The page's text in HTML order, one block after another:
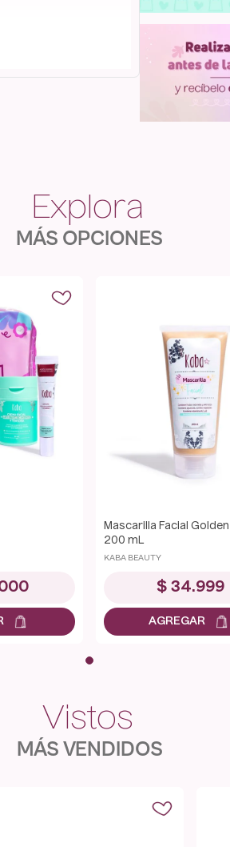
podría ayudar a
humectar y suavizar tu
te mereces.
MÁS OPCIONES
Mascarilla Facial Golden
200 mL
KABA BEAUTY
$ 34.999
MÁS VENDIDOS